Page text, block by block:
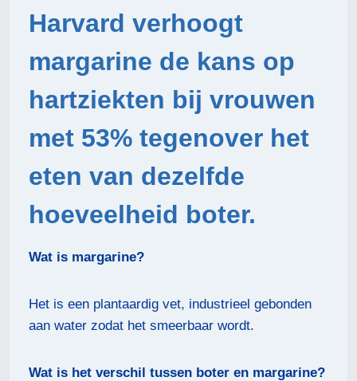
Harvard verhoogt
margarine de kans op
hartziekten bij vrouwen
met 53% tegenover het
eten van dezelfde
hoeveelheid boter.
Wat is margarine?
Het is een plantaardig vet, industrieel gebonden
aan water zodat het smeerbaar wordt.
Wat is het verschil tussen boter en margarine?